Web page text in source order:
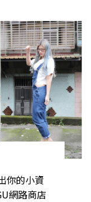
你的小資
網路商店